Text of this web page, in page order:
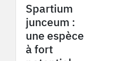
Spartium
junceum :
une espèce
à fort